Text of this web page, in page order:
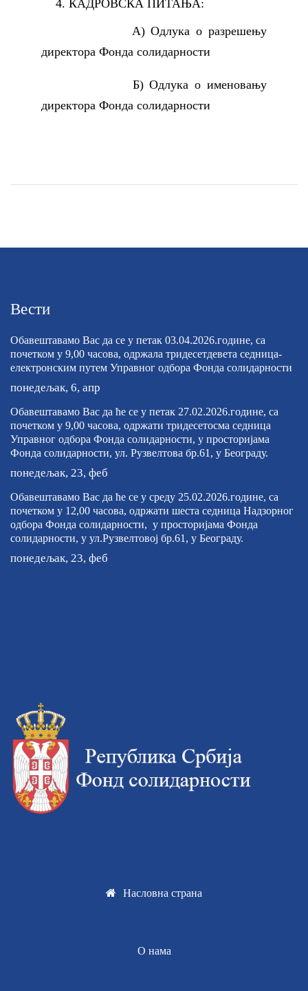
КАДРОВСКА ПИТАЊА:
А) Одлука о разрешењу
директора Фонда солидарности
Б) Одлука о именовању
директора Фонда солидарности
Вести
Обавештавамо Вас да се у петак 03.04.2026.године, са
почетком у 9,00 часова, одржала тридесетдевета седница-
електронским путем Управног одбора Фонда солидарности
понедељак, 6, апр
Обавештавамо Вас да ће се у петак 27.02.2026.године, са
почетком у 9,00 часова, одржати тридесетосма седница
Управног одбора Фонда солидарности, у просторијама
Фонда солидарности, ул. Рузвелтова бр.61, у Београду.
понедељак, 23, феб
Обавештавамо Вас да ће се у среду 25.02.2026.године, са
почетком у 12,00 часова, одржати шеста седница Надзорног
одбора Фонда солидарности, у просторијама Фонда
солидарности, у ул.Рузвелтовој бр.61, у Београду.
понедељак, 23, феб
Насловна страна
О нама